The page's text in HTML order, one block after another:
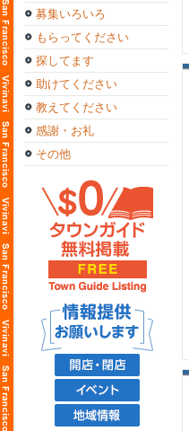
募集いろいろ
もらってください
探してます
助けてください
教えてください
感謝・お礼
その他